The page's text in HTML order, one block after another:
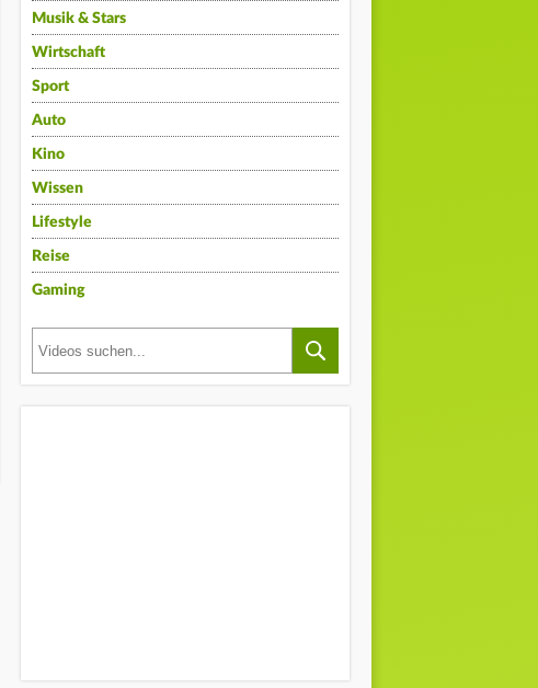
Musik & Stars
Wirtschaft
Sport
Auto
Kino
Wissen
Lifestyle
Reise
Gaming